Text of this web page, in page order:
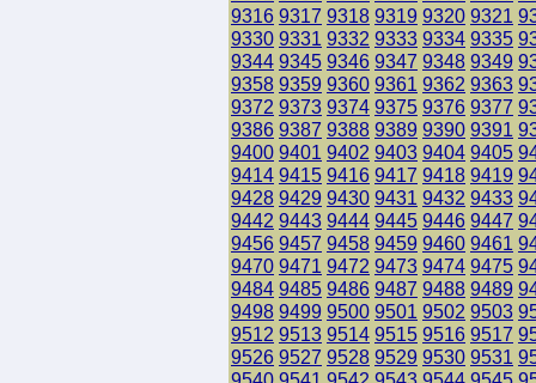
9316 9317 9318 9319 9320 9321
9330 9331 9332 9333 9334 9335
9344 9345 9346 9347 9348 9349
9358 9359 9360 9361 9362 9363
9372 9373 9374 9375 9376 9377
9386 9387 9388 9389 9390 9391
9400 9401 9402 9403 9404 9405
9414 9415 9416 9417 9418 9419
9428 9429 9430 9431 9432 9433
9442 9443 9444 9445 9446 9447
9456 9457 9458 9459 9460 9461
9470 9471 9472 9473 9474 9475
9484 9485 9486 9487 9488 9489
9498 9499 9500 9501 9502 9503
9512 9513 9514 9515 9516 9517
9526 9527 9528 9529 9530 9531